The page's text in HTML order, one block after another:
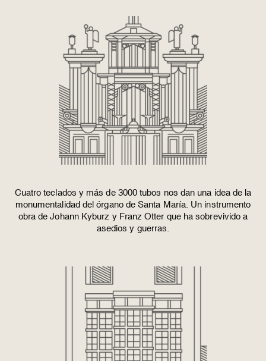
Cuatro teclados y más de 3000 tubos nos dan una idea de la
monumentalidad del órgano deSanta María. Un instrumento
obra de Johann Kyburz y Franz Otter que ha sobrevivido a
asedios y guerras.